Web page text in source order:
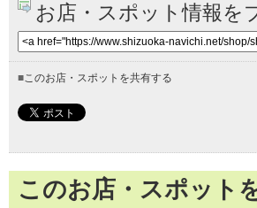
お店・スポット情報を
■このお店・スポットを共有する
このお店・スポット